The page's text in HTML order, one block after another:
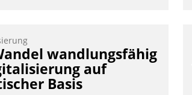
wandlungsfähig
auf
Basis